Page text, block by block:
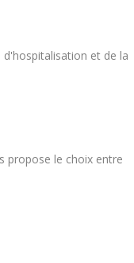
et de la
propose le choix entre